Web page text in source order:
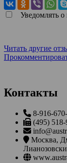
Уведомлять
Читать другие
Контакты
8-916-
(495)
Москва,